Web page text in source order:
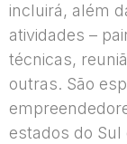
incluirá, além
atividades –
técnicas,
outras. São
estados do Sul